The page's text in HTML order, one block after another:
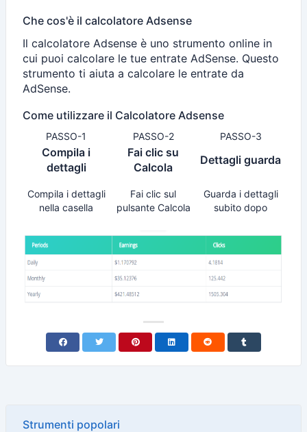
Che cos'è il calcolatore Adsense
Il calcolatore Adsense è uno strumento online in
cui puoi calcolare le tue entrate AdSense. Questo
strumento ti aiuta a calcolare le entrate da
AdSense.
Come utilizzare il Calcolatore Adsense
PASSO-1 PASSO-2 PASSO-3
Compila i
dettagli
Fai clic su
Calcola
Dettagli guarda
Compila i dettagli
nella casella
Fai clic sul
pulsante Calcola
Guarda i dettagli
subito dopo
Strumenti popolari